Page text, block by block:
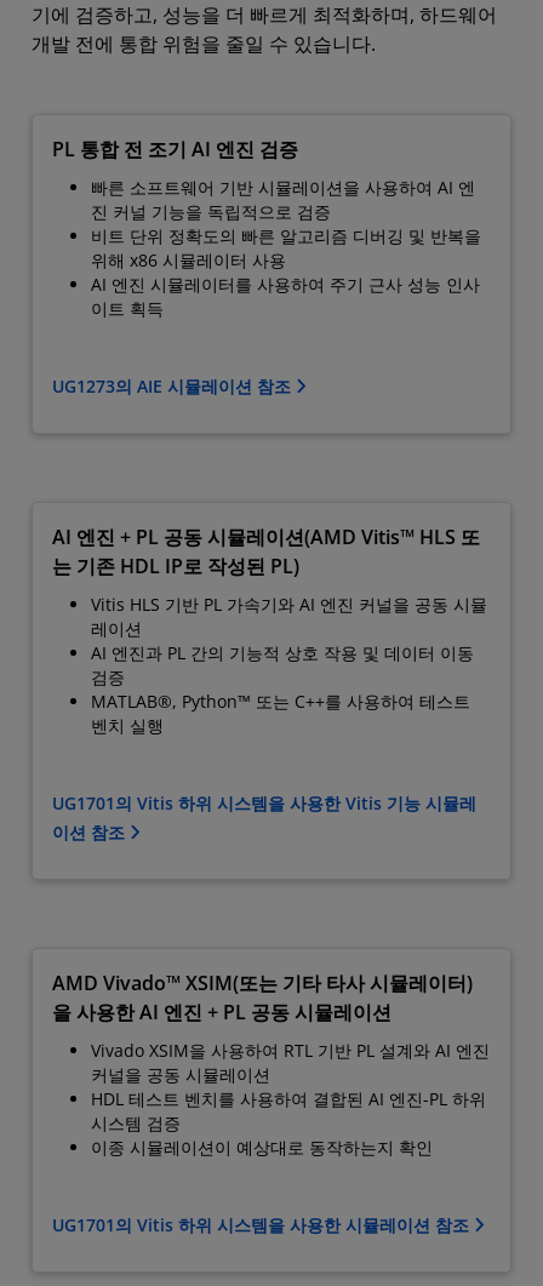
기에 검증하고, 성능을 더 빠르게 최적화하며, 하드웨어
개발 전에 통합 위험을 줄일 수 있습니다.
PL 통합 전 조기 AI 엔진 검증
빠른 소프트웨어 기반 시뮬레이션을 사용하여 AI 엔
진 커널 기능을 독립적으로 검증
비트 단위 정확도의 빠른 알고리즘 디버깅 및 반복을
위해 x86 시뮬레이터 사용
AI 엔진 시뮬레이터를 사용하여 주기 근사 성능 인사
이트 획득
UG1273의 AIE 시뮬레이션 참조
AI 엔진 + PL 공동 시뮬레이션(AMD Vitis™ HLS 또
는 기존 HDL IP로 작성된 PL)
Vitis HLS 기반 PL 가속기와 AI 엔진 커널을 공동 시뮬
레이션
AI 엔진과 PL 간의 기능적 상호 작용 및 데이터 이동
검증
MATLAB®, Python™ 또는 C++를 사용하여 테스트
벤치 실행
UG1701의 Vitis 하위 시스템을 사용한 Vitis 기능 시뮬레
이션 참조
AMD Vivado™ XSIM(또는 기타 타사 시뮬레이터)
을 사용한 AI 엔진 + PL 공동 시뮬레이션
Vivado XSIM을 사용하여 RTL 기반 PL 설계와 AI 엔진
커널을 공동 시뮬레이션
HDL 테스트 벤치를 사용하여 결합된 AI 엔진-PL 하위
시스템 검증
이종 시뮬레이션이 예상대로 동작하는지 확인
UG1701의 Vitis 하위 시스템을 사용한 시뮬레이션 참조